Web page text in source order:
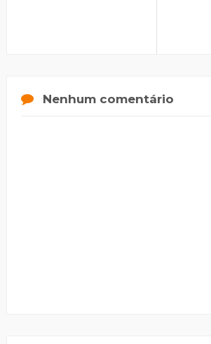
Nenhum comentário